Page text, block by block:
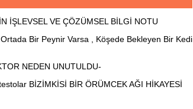
İŞLEVSEL VE ÇÖZÜMSEL BİLGİ NOTU
Bir Peynir Varsa , Köşede Bekleyen Bir Kedi
NEDEN UNUTULDU-
BİZİMKİSİ BİR ÖRÜMCEK AĞI HİKAYESİ